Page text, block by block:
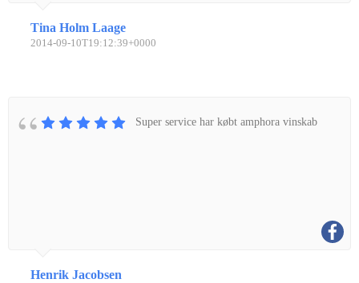
Tina Holm Laage
2014-09-10T19:12:39+0000
Super service har købt amphora vinskab
Henrik Jacobsen